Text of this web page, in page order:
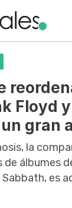
Floyd
gran
la
álbumes
es